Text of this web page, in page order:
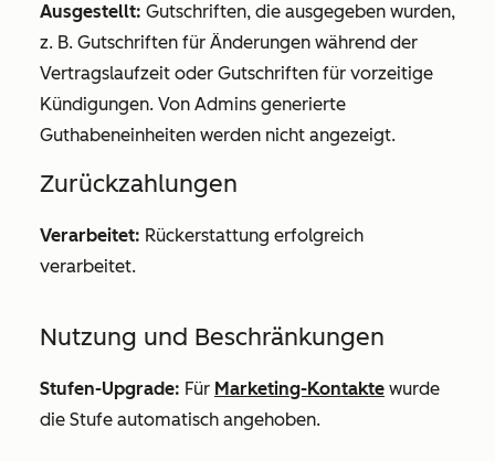
Ausgestellt: Gutschriften, die ausgegeben wurden,
z. B. Gutschriften für Änderungen während der
Vertragslaufzeit oder Gutschriften für vorzeitige
Kündigungen. Von Admins generierte
Guthabeneinheiten werden nicht angezeigt.
Zurückzahlungen
Verarbeitet: Rückerstattung erfolgreich
verarbeitet.
Nutzung und Beschränkungen
Stufen-Upgrade: Für Marketing-Kontakte wurde
die Stufe automatisch angehoben.